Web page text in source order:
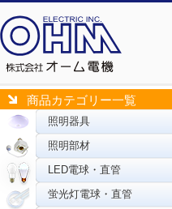
商品カテゴリー一覧
照明器具
照明部材
LED電球・直管
蛍光灯電球・直管